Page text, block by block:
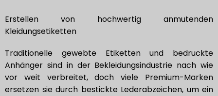
Erstellen von hochwertig anmutenden
Kleidungsetiketten
Traditionelle gewebte Etiketten und bedruckte
Anhänger sind in der Bekleidungsindustrie nach wie
vor weit verbreitet, doch viele Premium-Marken
ersetzen sie durch bestickte Lederabzeichen, um ein